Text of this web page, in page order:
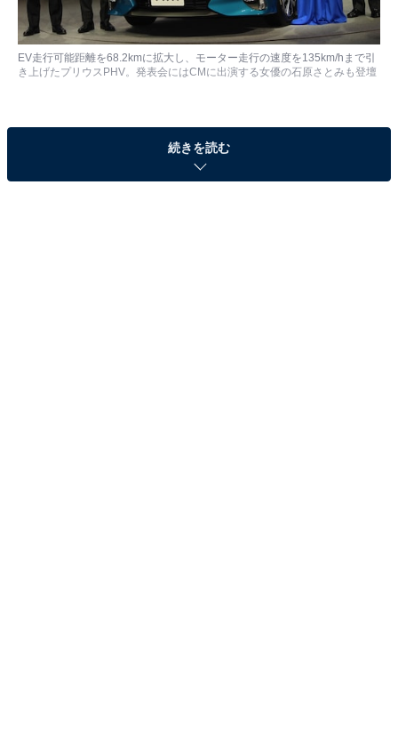
EV走行可能距離を68.2kmに拡大し、モーター走行の速度を135km/hまで引
き上げたプリウスPHV。発表会にはCMに出演する女優の石原さとみも登壇
プラグインハイブリッドの初代プリウスPHVは、見た目
がハイブリッドのプリウスと大差なく、モーターのみの
続きを読む